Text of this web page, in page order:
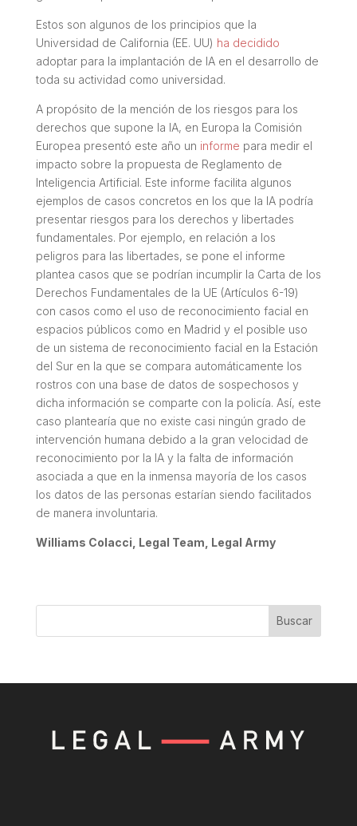
Estos son algunos de los principios que la
Universidad de California (EE. UU) ha decidido
adoptar para la implantación de IA en el desarrollo de
toda su actividad como universidad.
A propósito de la mención de los riesgos para los
derechos que supone la IA, en Europa la Comisión
Europea presentó este año un informe para medir el
impacto sobre la propuesta de Reglamento de
Inteligencia Artificial. Este informe facilita algunos
ejemplos de casos concretos en los que la IA podría
presentar riesgos para los derechos y libertades
fundamentales. Por ejemplo, en relación a los
peligros para las libertades, se pone el informe
plantea casos que se podrían incumplir la Carta de los
Derechos Fundamentales de la UE (Artículos 6-19)
con casos como el uso de reconocimiento facial en
espacios públicos como en Madrid y el posible uso
de un sistema de reconocimiento facial en la Estación
del Sur en la que se compara automáticamente los
rostros con una base de datos de sospechosos y
dicha información se comparte con la policía. Así, este
caso plantearía que no existe casi ningún grado de
intervención humana debido a la gran velocidad de
reconocimiento por la IA y la falta de información
asociada a que en la inmensa mayoría de los casos
los datos de las personas estarían siendo facilitados
de manera involuntaria.
Williams Colacci, Legal Team, Legal Army
Buscar